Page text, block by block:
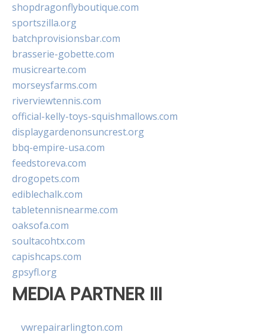
shopdragonflyboutique.com
sportszilla.org
batchprovisionsbar.com
brasserie-gobette.com
musicrearte.com
morseysfarms.com
riverviewtennis.com
official-kelly-toys-squishmallows.com
displaygardenonsuncrest.org
bbq-empire-usa.com
feedstoreva.com
drogopets.com
ediblechalk.com
tabletennisnearme.com
oaksofa.com
soultacohtx.com
capishcaps.com
gpsyfl.org
MEDIA PARTNER III
vwrepairarlington.com